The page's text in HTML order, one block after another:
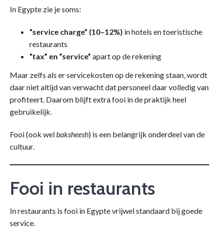
In Egypte zie je soms:
“service charge” (10–12%) in hotels en toeristische
restaurants
“tax” en “service” apart op de rekening
Maar zelfs als er servicekosten op de rekening staan, wordt
daar niet altijd van verwacht dat personeel daar volledig van
profiteert. Daarom blijft extra fooi in de praktijk heel
gebruikelijk.
Fooi (ook welbaksheesh) is een belangrijk onderdeel van de
cultuur.
Fooi in restaurants
In restaurants is fooi in Egypte vrijwel standaard bij goede
service.